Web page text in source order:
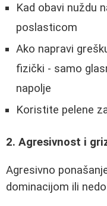
Kad obavi nuždu
poslasticom
Ako napravi
fizički - samo
napolje
Koristite pelene
2. Agresivnost i
Agresivno
dominacijom ili